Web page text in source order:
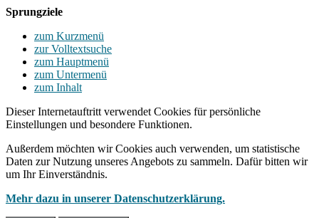
Sprungziele
zum Kurzmenü
zur Volltextsuche
zum Hauptmenü
zum Untermenü
zum Inhalt
Dieser Internetauftritt verwendet Cookies für persönliche
Einstellungen und besondere Funktionen.
Außerdem möchten wir Cookies auch verwenden, um statistische
Daten zur Nutzung unseres Angebots zu sammeln. Dafür bitten wir
um Ihr Einverständnis.
Mehr dazu in unserer Datenschutzerklärung.